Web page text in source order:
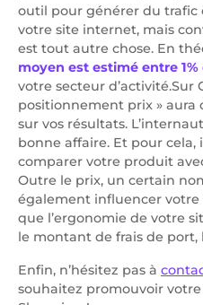
outil pour générer du trafic
votre site internet, mais
est tout autre chose. En
moyen est estimé entre 1%
votre secteur d’activité.Sur
positionnement prix »
sur vos résultats.
bonne affaire. Et pour cela,
comparer votre produit
Outre le prix, un certain
également influencer votre
que l’ergonomie de votre
le montant de frais de port,
Enfin, n’hésitez pas à
souhaitez promouvoir